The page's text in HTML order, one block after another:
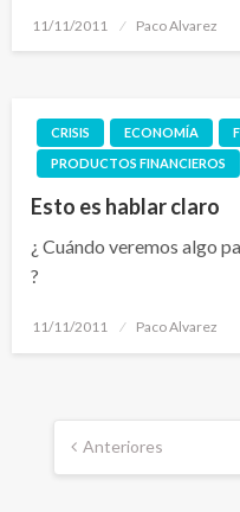
Publicado
11/11/2011 Paco Alvarez
CRISIS ECONOMÍA
PRODUCTOS FINANCIEROS
Esto es hablar claro
¿ Cuándo veremos algo
?
Publicado
11/11/2011 Paco Alvarez
Navegación
de
entradas
Anteriores